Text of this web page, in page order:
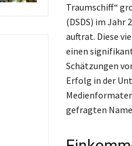
Traumschiff“
(DSDS) im
auftrat. Diese
einen
Schätzungen
Erfolg in der
gefragten